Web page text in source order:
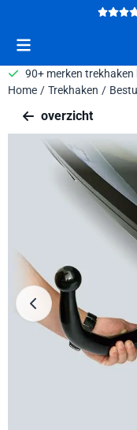
Cookievoorkeuren zijn
90+ merken
Home / Trekhaken /
overzicht